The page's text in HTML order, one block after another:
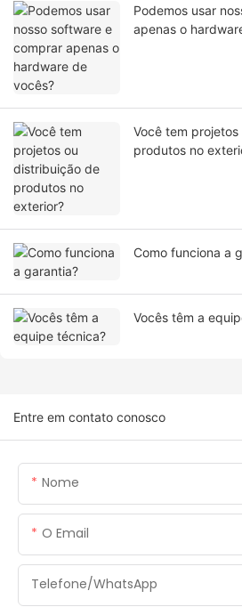
Podemos usar
apenas o
Você tem
produtos no
Como funciona a
Vocês têm a
Entre em contato conosco
Nome
O Email
Telefone/WhatsApp